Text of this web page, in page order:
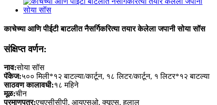
काचेच्या आणि पीईटी बाटलीत नैसर्गिकरित्या तयार केलेला जपानी सोया सॉस
संक्षिप्त वर्णन:
नाव:सोया सॉस
पॅकेज:५०० मिली*१२ बाटल्या/कार्टून, १८ लिटर/कार्टून, १ लिटर*१२ बाटल्या
साठवण कालावधी:१८ महिने
मूळ:चीन
प्रमाणपत्र:एचएसीसीपी, आयएसओ, क्यूएस, हलाल